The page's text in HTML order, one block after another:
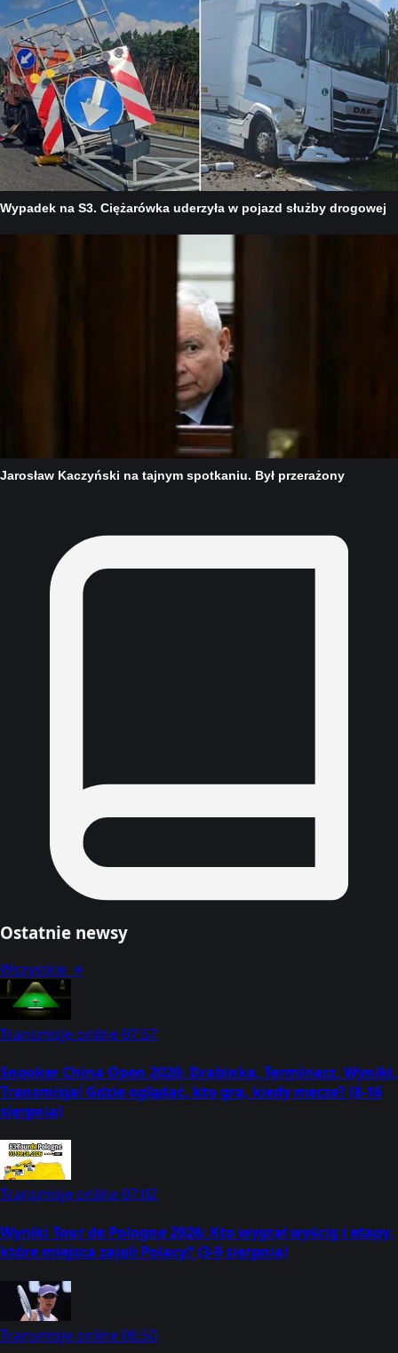
Ostatnie newsy
Wszystkie →
Transmisje online07:57
Snooker China Open 2026: Drabinka, Terminarz, Wyniki,
Transmisja! Gdzie oglądać, kto gra, kiedy mecze? (8-16
sierpnia)
Transmisje online07:02
Wyniki Tour de Pologne 2026: Kto wygrał wyścig i etapy,
które miejsca zajęli Polacy? (3-9 sierpnia)
Transmisje online06:50